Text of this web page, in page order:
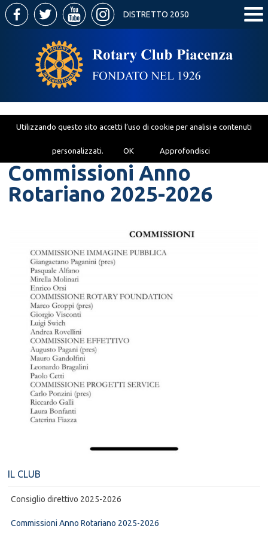
Utilizzando questo sito accetti l’uso di cookie per analisi e contenuti
personalizzati. OK Approfondisci
Commissioni Anno
Rotariano 2025-2026
IL CLUB
Consiglio direttivo 2025-2026
Commissioni Anno Rotariano 2025-2026
DISTRETTO 2050